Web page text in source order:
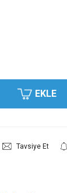
EKLE
Tavsiye Et